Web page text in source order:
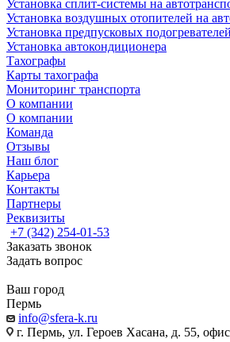
Установка сплит-системы на
Установка воздушных отопителей на
Установка предпусковых подогревателей
Установка автокондиционера
Тахографы
Карты тахографа
Мониторинг транспорта
О компании
О компании
Команда
Отзывы
Наш блог
Карьера
Контакты
Партнеры
Реквизиты
+7 (342) 254-01-53
Заказать звонок
Задать вопрос
Ваш город
Пермь
info@sfera-k.ru
г. Пермь, ул. Героев Хасана, д. 55,